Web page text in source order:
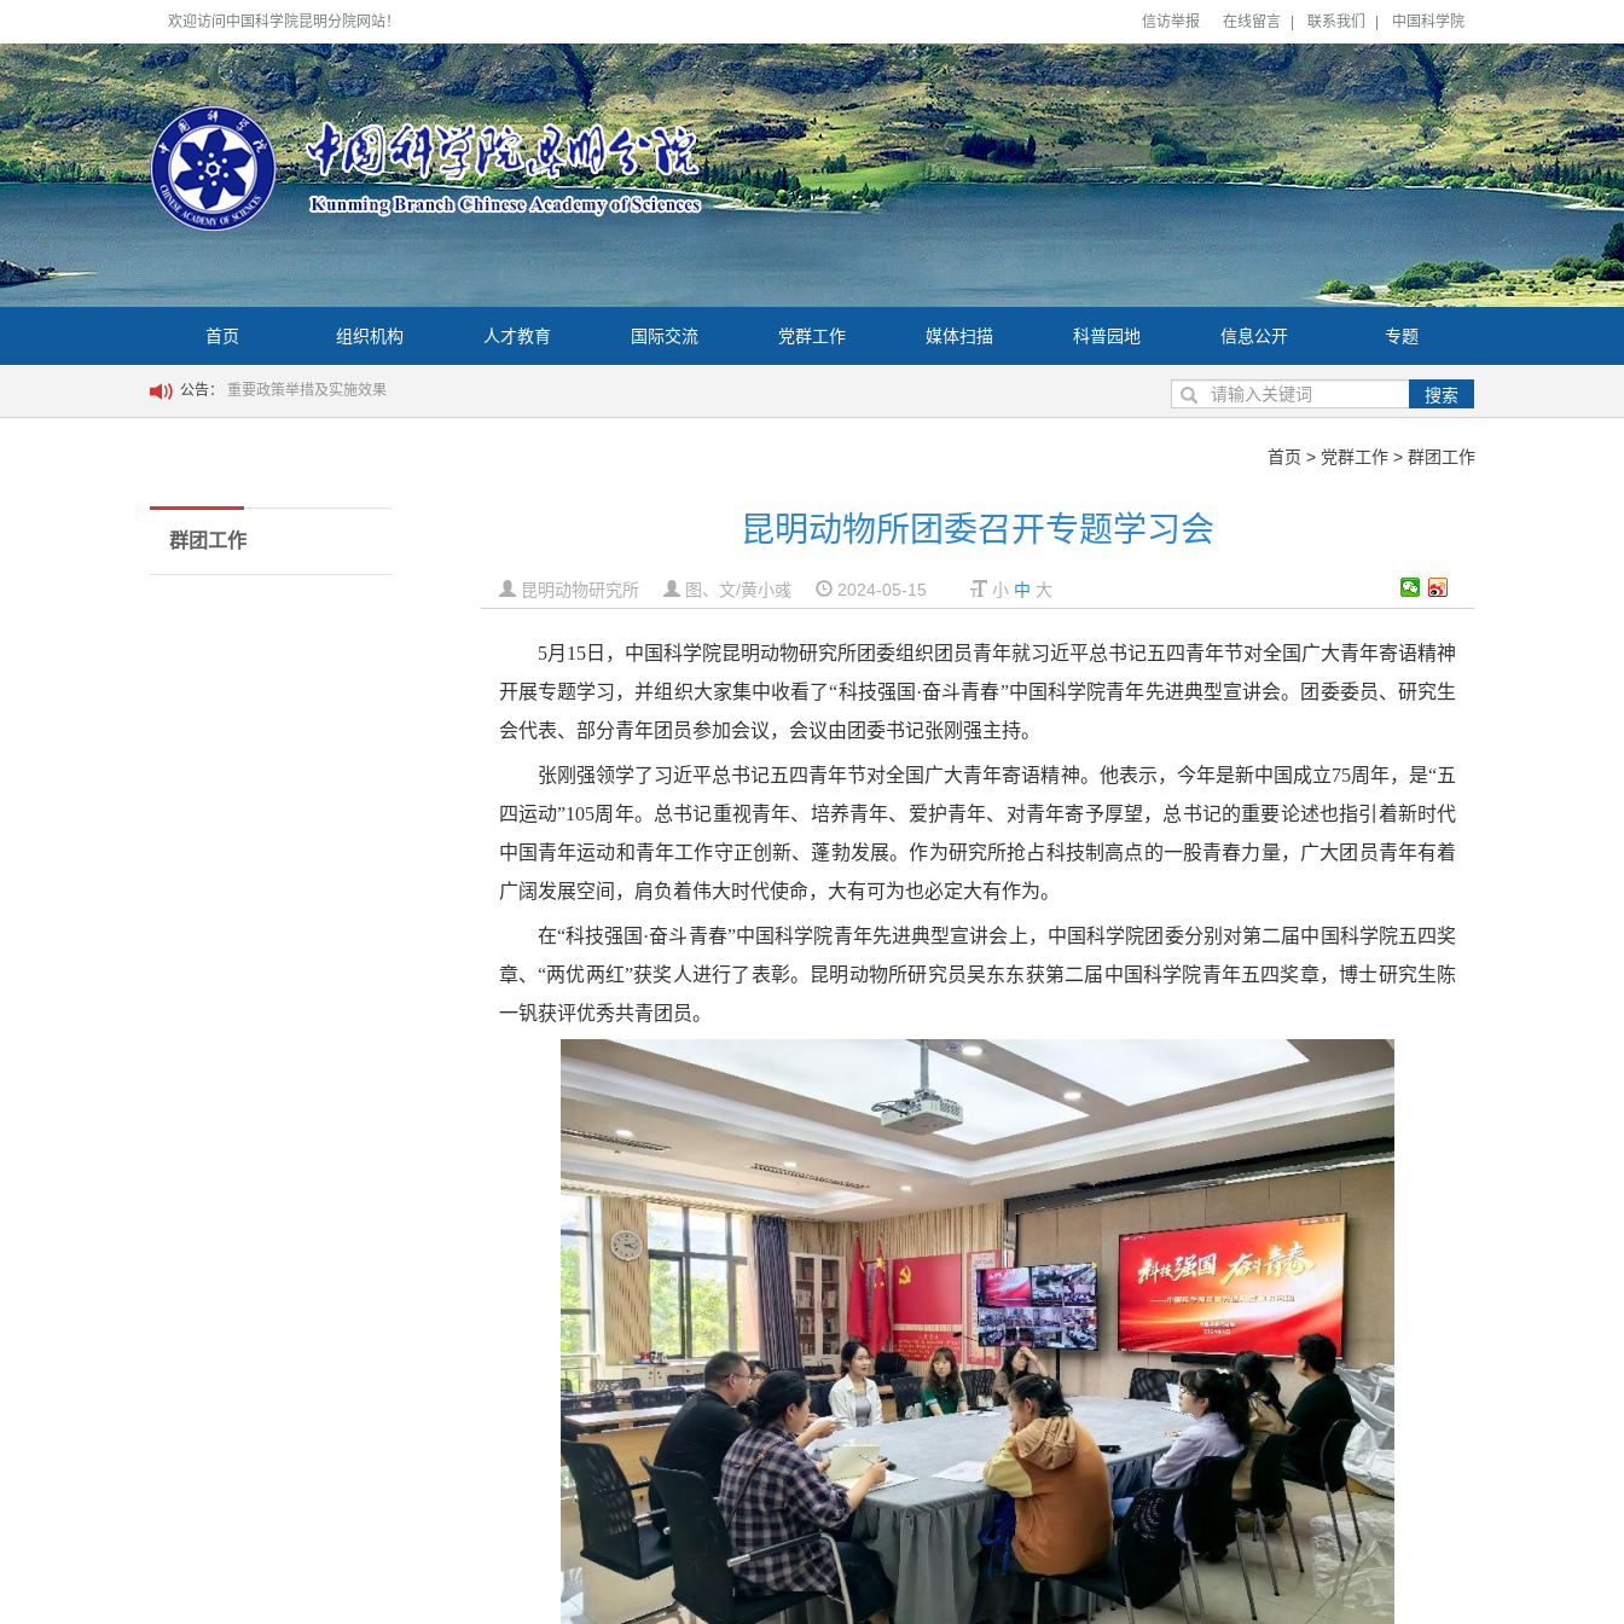
欢迎访问中国科学院昆明分院网站！ 信访举报 在线留言 联系我们 中国科学院
首页 组织机构 人才教育 国际交流 党群工作 媒体扫描 科普园地 信息公开 专题
公告： 重要政策举措及实施效果 搜索
首页 > 党群工作> 群团工作
群团工作 昆明动物所团委召开专题学习会
昆明动物研究所 图、文/黄小彧 2024-05-15 小 中 大
5月15日，中国科学院昆明动物研究所团委组织团员青年就习近平总书记五四青年节对全国广大青年寄语精神
开展专题学习，并组织大家集中收看了“科技强国·奋斗青春”中国科学院青年先进典型宣讲会。团委委员、研究生
会代表、部分青年团员参加会议，会议由团委书记张刚强主持。
张刚强领学了习近平总书记五四青年节对全国广大青年寄语精神。他表示，今年是新中国成立75周年，是“五
四运动”105周年。总书记重视青年、培养青年、爱护青年、对青年寄予厚望，总书记的重要论述也指引着新时代
中国青年运动和青年工作守正创新、蓬勃发展。作为研究所抢占科技制高点的一股青春力量，广大团员青年有着
广阔发展空间，肩负着伟大时代使命，大有可为也必定大有作为。
在“科技强国·奋斗青春”中国科学院青年先进典型宣讲会上，中国科学院团委分别对第二届中国科学院五四奖
章、“两优两红”获奖人进行了表彰。昆明动物所研究员吴东东获第二届中国科学院青年五四奖章，博士研究生陈
一钒获评优秀共青团员。